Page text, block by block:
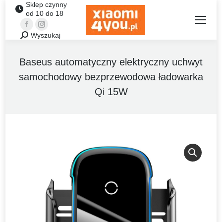
Sklep czynny
od 10 do 18
FacebookInstagram
Szukaj:Wyszukaj
Baseus automatyczny elektryczny uchwyt
samochodowy bezprzewodowa ładowarka
Qi 15W